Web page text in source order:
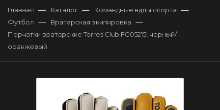
Главная — Каталог — Командные виды спорта —
Футбол — Вратарская экипировка —
Перчатки вратарские Torres Club FG05215, черный/
оранжевый